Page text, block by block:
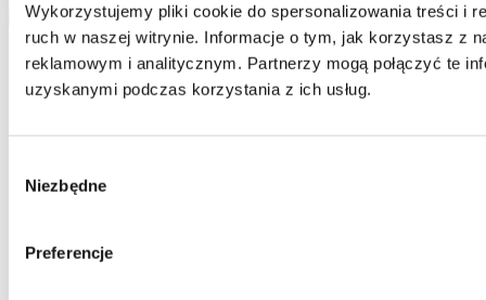
Wykorzystujemy pliki cookie do spersonalizowania treści i
ruch w naszej witrynie. Informacje o tym, jak korzystasz z
reklamowym i analitycznym. Partnerzy mogą połączyć te
uzyskanymi podczas korzystania z ich usług.
zgody
Niezbędne
Preferencje
wyślij